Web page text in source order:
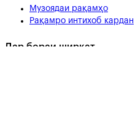
Музоядаи рақамҳо
Рақамро интихоб кардан
Дар бораи ширкат